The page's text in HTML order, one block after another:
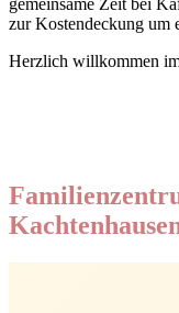
gemeinsame Zeit bei
zur Kostendeckung um
Herzlich willkommen